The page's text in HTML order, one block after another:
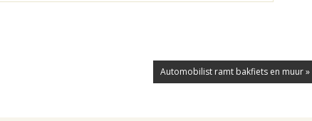
Automobilist ramt bakfiets en muur »